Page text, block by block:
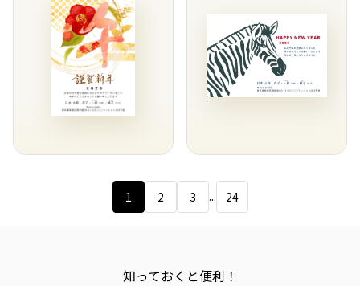
1 2 3 ... 24
知っておくと便利！